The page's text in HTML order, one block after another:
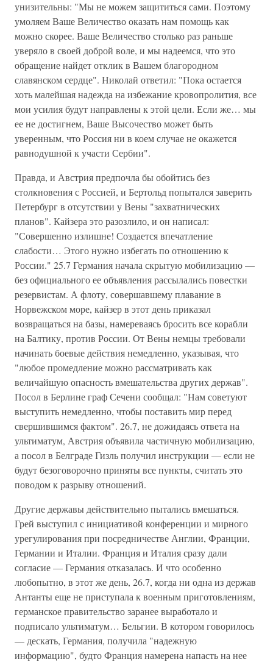
унизительны: "Мы не можем защититься сами. Поэтому
умоляем Ваше Величество оказать нам помощь как
можно скорее. Ваше Величество столько раз раньше
уверяло в своей доброй воле, и мы надеемся, что это
обращение найдет отклик в Вашем благородном
славянском сердце". Николай ответил: "Пока остается
хоть малейшая надежда на избежание кровопролития, все
мои усилия будут направлены к этой цели. Если же… мы
ее не достигнем, Ваше Высочество может быть
уверенным, что Россия ни в коем случае не окажется
равнодушной к участи Сербии".
Правда, и Австрия предпочла бы обойтись без
столкновения с Россией, и Бертольд попытался заверить
Петербург в отсутствии у Вены "захватнических
планов". Кайзера это разозлило, и он написал:
"Совершенно излишне! Создается впечатление
слабости… Этого нужно избегать по отношению к
России." 25.7 Германия начала скрытую мобилизацию —
без официального ее объявления рассылались повестки
резервистам. А флоту, совершавшему плавание в
Норвежском море, кайзер в этот день приказал
возвращаться на базы, намереваясь бросить все корабли
на Балтику, против России. От Вены немцы требовали
начинать боевые действия немедленно, указывая, что
"любое промедление можно рассматривать как
величайшую опасность вмешательства других держав".
Посол в Берлине граф Сечени сообщал: "Нам советуют
выступить немедленно, чтобы поставить мир перед
свершившимся фактом". 26.7, не дожидаясь ответа на
ультиматум, Австрия объявила частичную мобилизацию,
а посол в Белграде Гизль получил инструкции — если не
будут безоговорочно приняты все пункты, считать это
поводом к разрыву отношений.
Другие державы действительно пытались вмешаться.
Грей выступил с инициативой конференции и мирного
урегулирования при посредничестве Англии, Франции,
Германии и Италии. Франция и Италия сразу дали
согласие — Германия отказалась. И что особенно
любопытно, в этот же день, 26.7, когда ни одна из держав
Антанты еще не приступала к военным приготовлениям,
германское правительство заранее выработало и
подписало ультиматум… Бельгии. В котором говорилось
— дескать, Германия, получила "надежную
информацию", будто Франция намерена напасть на нее